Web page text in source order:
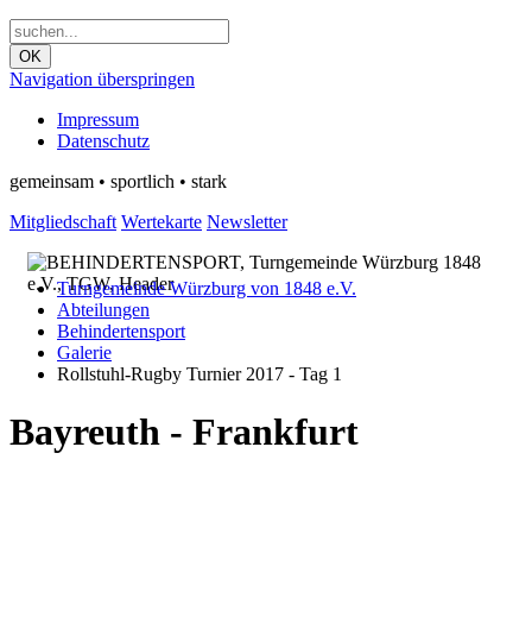
OK
Navigation überspringen
Impressum
Datenschutz
gemeinsam • sportlich • stark
Mitgliedschaft Wertekarte Newsletter
Turngemeinde Würzburg von 1848 e.V.
Abteilungen
Behindertensport
Galerie
Rollstuhl-Rugby Turnier 2017 - Tag 1
Bayreuth - Frankfurt